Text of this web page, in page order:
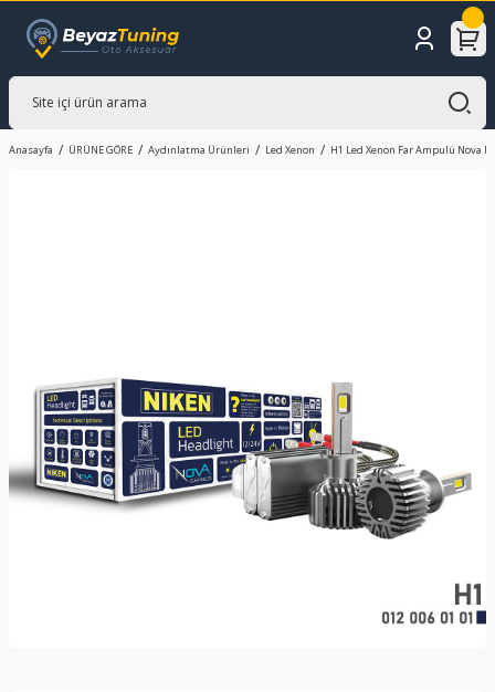
Anasayfa ÜRÜNE GÖRE Aydınlatma Ürünleri Led Xenon H1 Led Xenon Far Ampulü Nova